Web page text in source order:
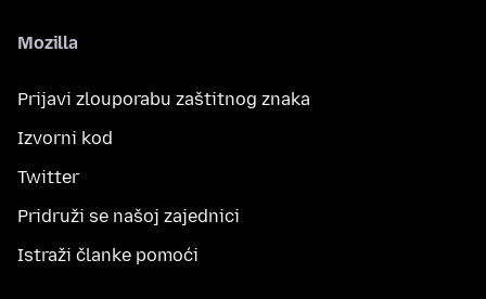
Mozilla
Prijavi zlouporabu zaštitnog znaka
Izvorni kod
Twitter
Pridruži se našoj zajednici
Istraži članke pomoći